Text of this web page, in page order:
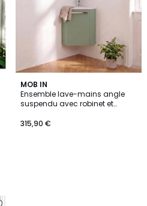
MOB IN
Ensemble lave-mains angle
suspendu avec robinet et
315,90 €